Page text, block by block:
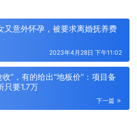
又意外怀孕，被要求离婚抚养费
2023年4月28日 下午11:02
”，有的给出“地板价”：项目备
只要1.7万
下一篇